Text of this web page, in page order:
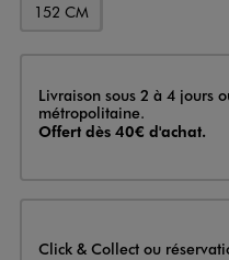
152 CM
Livraison
Livraison sous 2 à 4 jours
métropolitaine.
Offert dès 40€ d'achat.
Click & Collect ou